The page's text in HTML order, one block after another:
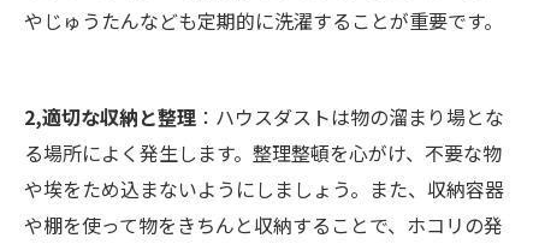
やじゅうたんなども定期的に洗濯することが重要です。
2,適切な収納と整理 ：ハウスダストは物の溜まり場とな
る場所によく発生します。整理整頓を心がけ、不要な物
や埃をため込まないようにしましょう。また、収納容器
や棚を使って物をきちんと収納することで、ホコリの発